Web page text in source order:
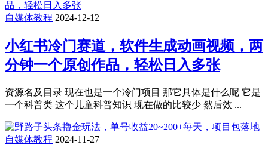
自媒体教程 2024-12-12
小红书冷门赛道，软件生成动画视频，两
分钟一个原创作品，轻松日入多张
资源名及目录 现在也是一个冷门项目 那它具体是什么呢 它是
一个科普类 这个儿童科普知识 现在做的比较少 然后效 ...
自媒体教程 2024-11-27